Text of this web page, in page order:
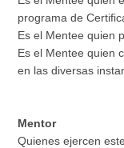
programa de
Es el Mentee quien
Es el Mentee quien
en las diversas
Mentor
Quienes ejercen